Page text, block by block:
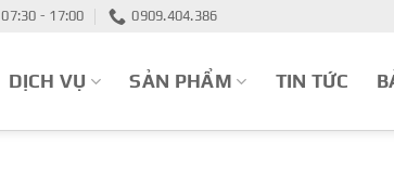
07:30 - 17:00 0909.404.386
DỊCH VỤ SẢN PHẨM TIN TỨC